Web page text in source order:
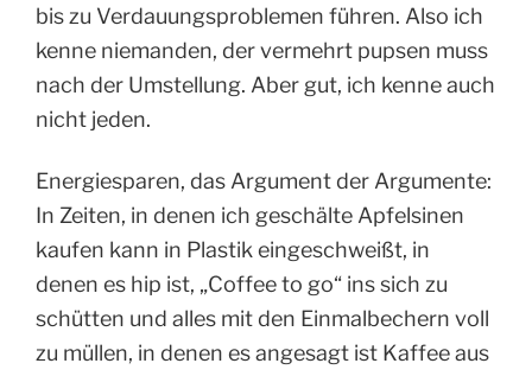
bis zu Verdauungsproblemen führen. Also ich
kenne niemanden, der vermehrt pupsen muss
nach der Umstellung. Aber gut, ich kenne auch
nicht jeden.
Energiesparen, das Argument der Argumente:
In Zeiten, in denen ich geschälte Apfelsinen
kaufen kann in Plastik eingeschweißt, in
denen es hip ist, „Coffee to go“ ins sich zu
schütten und alles mit den Einmalbechern voll
zu müllen, in denen es angesagt ist Kaffee aus